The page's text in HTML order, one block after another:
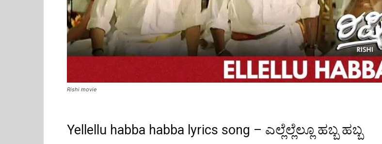
Rishi movie
Yellellu habba habba lyrics song – ಎಲ್ಲೆಲ್ಲೆಲ್ಲೂ ಹಬ್ಬ ಹಬ್ಬ